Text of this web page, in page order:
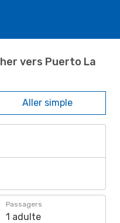
vers Puerto La
Aller simple
Passagers
1 adulte